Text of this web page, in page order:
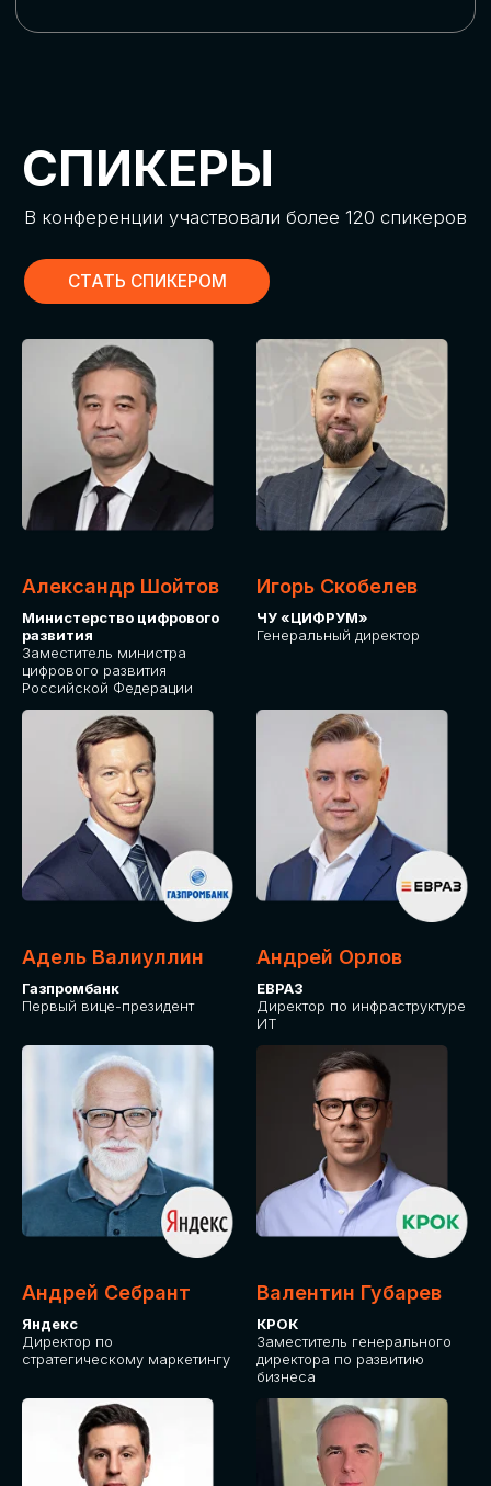
Александр Шойтов
Министерство цифрового
развития
Заместитель министра
цифрового развития
Российской Федерации
Игорь Скобелев
ЧУ «ЦИФРУМ»
Генеральный директор
Адель Валиуллин
Газпромбанк
Первый вице-президент
Андрей Орлов
ЕВРАЗ
Директор по инфраструктуре
ИТ
Андрей Себрант
Яндекс
Директор по
стратегическому маркетингу
Валентин Губарев
КРОК
Заместитель генерального
директора по развитию
бизнеса